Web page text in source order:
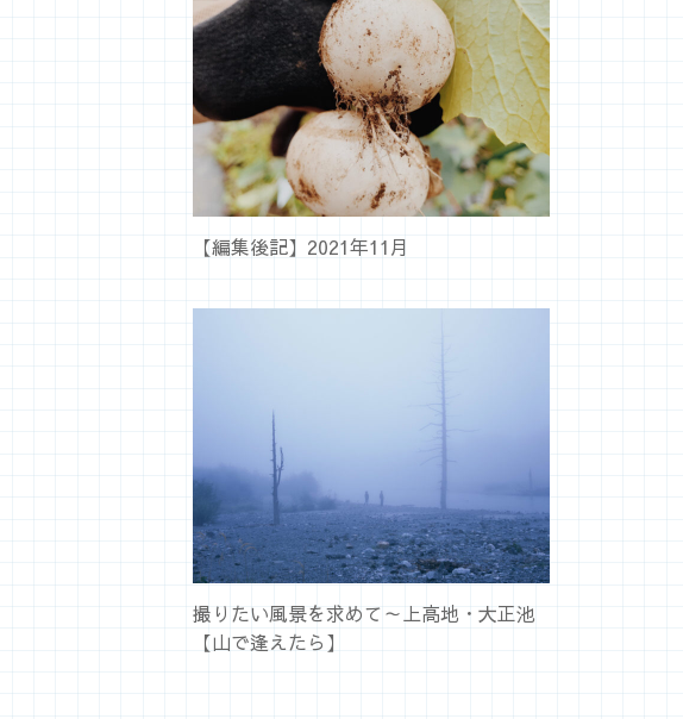
【編集後記】2021年11月
撮りたい風景を求めて～上高地・大正池
【山で逢えたら】